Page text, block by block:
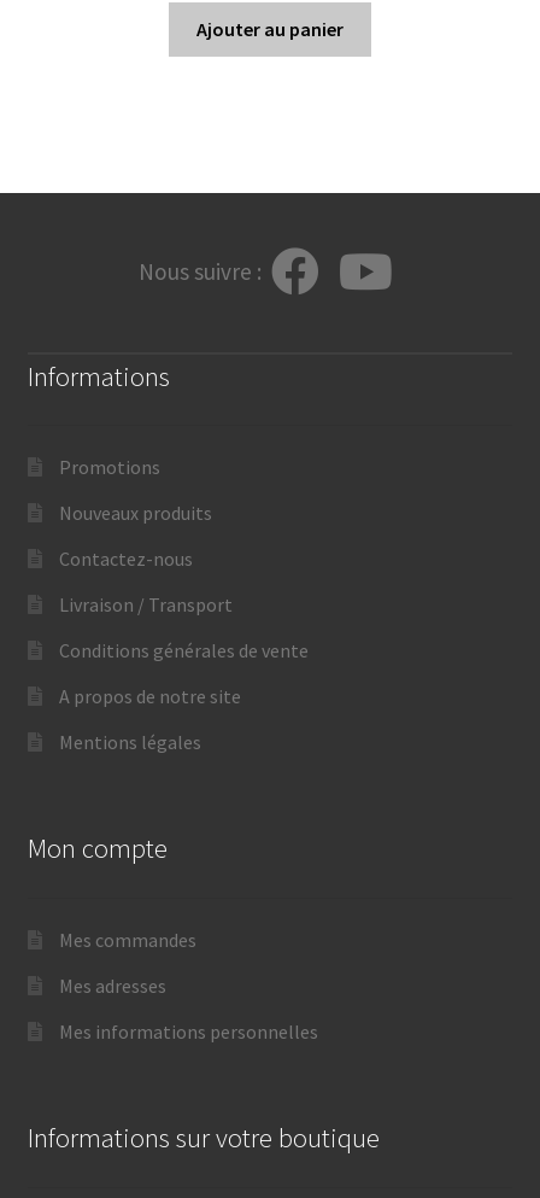
Ajouter au panier
Nous suivre :
Informations
Promotions
Nouveaux produits
Contactez-nous
Livraison / Transport
Conditions générales de vente
A propos de notre site
Mentions légales
Mon compte
Mes commandes
Mes adresses
Mes informations personnelles
Informations sur votre boutique